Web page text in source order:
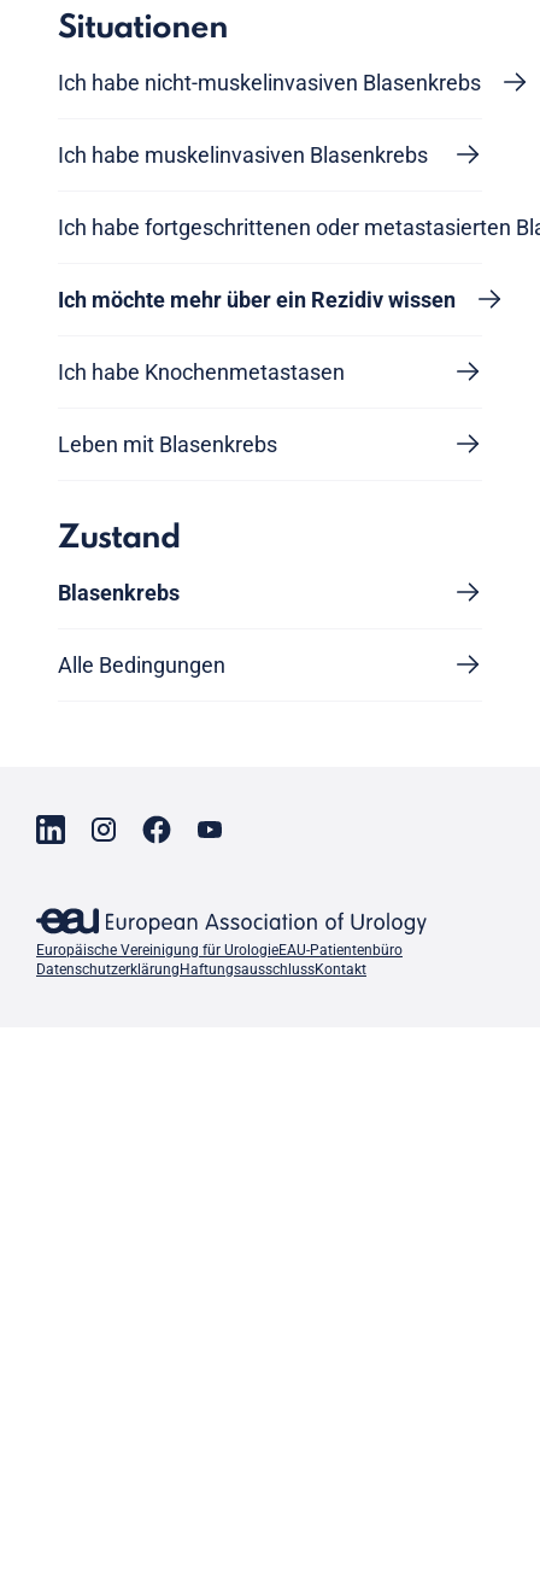
Situationen
Ich habe nicht-muskelinvasiven Blasenkrebs
Ich habe muskelinvasiven Blasenkrebs
Ich habe fortgeschrittenen oder metastasierten
Ich möchte mehr über ein Rezidiv wissen
Ich habe Knochenmetastasen
Leben mit Blasenkrebs
Zustand
Blasenkrebs
Alle Bedingungen
Europäische Vereinigung für UrologieEAU-Patientenbüro
Datenschutzerklärung HaftungsausschlussKontakt